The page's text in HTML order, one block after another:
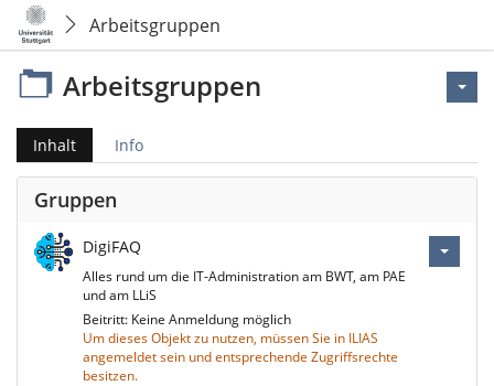
Arbeitsgruppen
Arbeitsgruppen
Inhalt Info
Gruppen
DigiFAQ
Alles rund um die IT-Administration am BWT, am PAE
und am LLiS
Beitritt: Keine Anmeldung möglich
Um dieses Objekt zu nutzen, müssen Sie in ILIAS
angemeldet sein und entsprechende Zugriffsrechte
besitzen.